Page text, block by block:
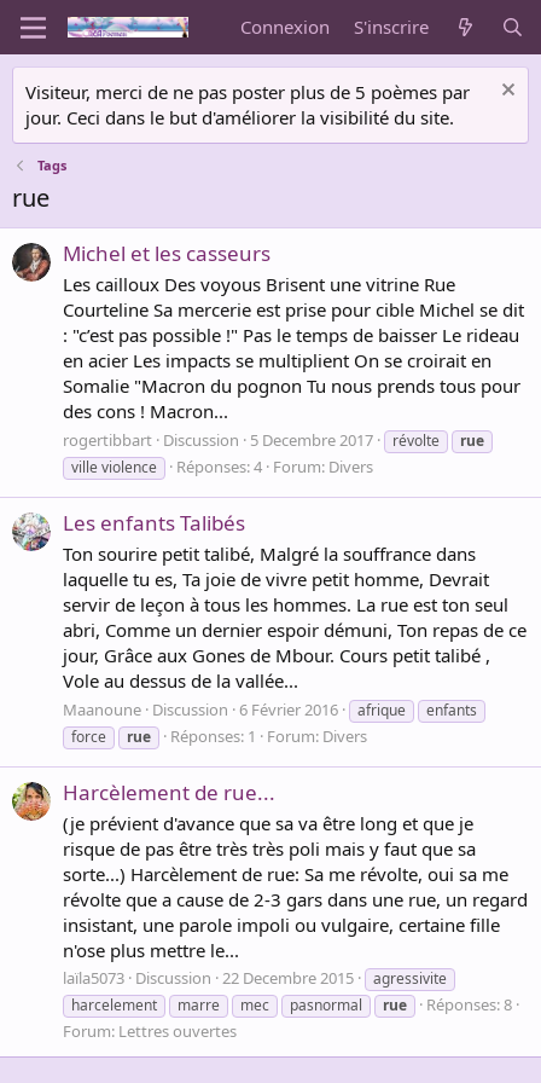
Connexion S'inscrire
Visiteur, merci de ne pas poster plus de 5 poèmes par
jour. Ceci dans le but d'améliorer la visibilité du site.
Tags
rue
Michel et les casseurs
Les cailloux Des voyous Brisent une vitrine Rue
Courteline Sa mercerie est prise pour cible Michel se dit
: "c’est pas possible !" Pas le temps de baisser Le rideau
en acier Les impacts se multiplient On se croirait en
Somalie "Macron du pognon Tu nous prends tous pour
des cons ! Macron...
rogertibbart Discussion 5 Decembre 2017 révolte
rue
ville violence
Réponses: 4 Forum: Divers
Les enfants Talibés
Ton sourire petit talibé, Malgré la souffrance dans
laquelle tu es, Ta joie de vivre petit homme, Devrait
servir de leçon à tous les hommes. La rue est ton seul
abri, Comme un dernier espoir démuni, Ton repas de ce
jour, Grâce aux Gones de Mbour. Cours petit talibé ,
Vole au dessus de la vallée...
Maanoune Discussion 6 Février 2016 afrique
enfants
force
rue Réponses: 1 Forum: Divers
Harcèlement de rue...
(je prévient d'avance que sa va être long et que je
risque de pas être très très poli mais y faut que sa
sorte...) Harcèlement de rue: Sa me révolte, oui sa me
révolte que a cause de 2-3 gars dans une rue, un regard
insistant, une parole impoli ou vulgaire, certaine fille
n'ose plus mettre le...
laïla5073 Discussion 22 Decembre 2015
agressivite
harcelement
marre mec pasnormal rue
Réponses: 8
Forum: Lettres ouvertes